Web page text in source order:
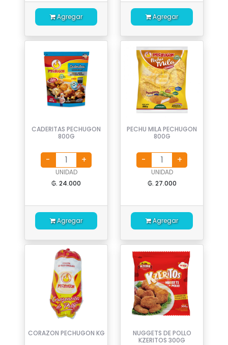
Agregar Agregar
CADERITAS PECHUGON
800G
UNIDAD
₲. 24.000
Agregar
PECHU MILA PECHUGON
800G
UNIDAD
₲. 27.000
Agregar
CORAZON PECHUGON KG
NUGGETS DE POLLO
KZERITOS 300G